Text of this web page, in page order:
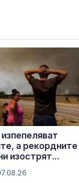
а рекордните
изострят...